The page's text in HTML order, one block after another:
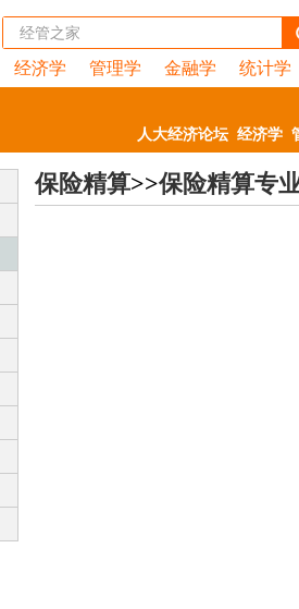
经济学 管理学 金融学 统计学
人大经济论坛 经济学
保险精算>>保险精算专